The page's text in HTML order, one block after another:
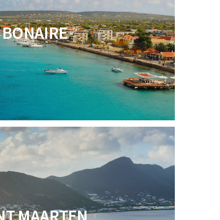
BONAIRE